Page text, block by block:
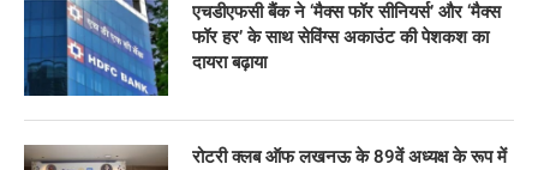
एचडीएफसी बैंक ने ‘मैक्स फॉर सीनियर्स’ और ‘मैक्स
फॉर हर’ के साथ सेविंग्स अकाउंट की पेशकश का
दायरा बढ़ाया
रोटरी क्लब ऑफ लखनऊ के 89वें अध्यक्ष के रूप में